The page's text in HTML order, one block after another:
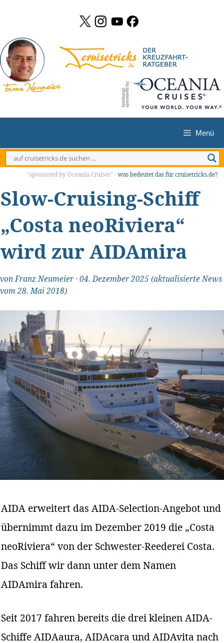
springen
Menü
"sponsored by Oceania Cruises" - was bedeutet das für cruisetricks.de?
Slow-Cruising-Schiff
„Costa neoRiviera“
wird zur AIDAmira
vonFranz Neumeier·04. Dezember 2025 (aktualisierte News
vom 28. Mai 2018)
AIDA erweitert das AIDA-Selection-Angebot und
übernimmt dazu im Dezember 2019 die „Costa
neoRiviera“ von der Schwester-Reederei Costa.
Das Schiff wir dann unter dem Namen
AIDAmira fahren.
Seit 2017 fahren bereits die drei kleinen AIDA-
Schiffe AIDAaura, AIDAcara und AIDAvita nach